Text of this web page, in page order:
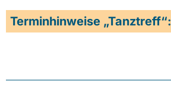
Terminhinweise „Tanztreff“: